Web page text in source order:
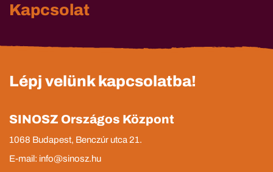
Kapcsolat
Lépj velünk kapcsolatba!
SINOSZ Országos Központ
1068 Budapest, Benczúr utca 21.
E-mail: info@sinosz.hu